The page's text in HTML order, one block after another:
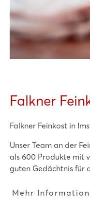
Falkner
Falkner Feinkost in
Unser Team an der
als 600 Produkte mit
guten Gedächtnis für
Mehr